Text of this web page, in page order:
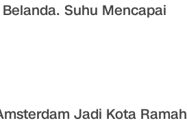
Suhu Mencapai
Jadi Kota Ramah